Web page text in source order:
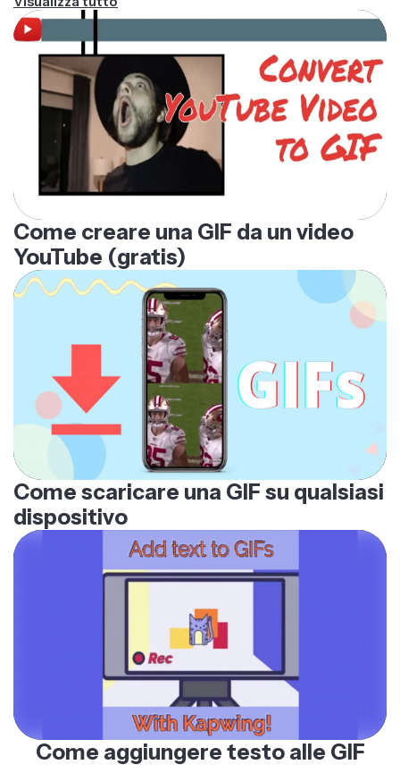
Come creare una GIF da un video
YouTube (gratis)
Come scaricare una GIF su qualsiasi
dispositivo
Come aggiungere testo alle GIF